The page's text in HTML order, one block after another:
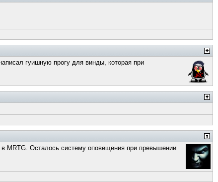
гуишную прогу для винды, которая при
MRTG. Осталось систему оповещения при превышении